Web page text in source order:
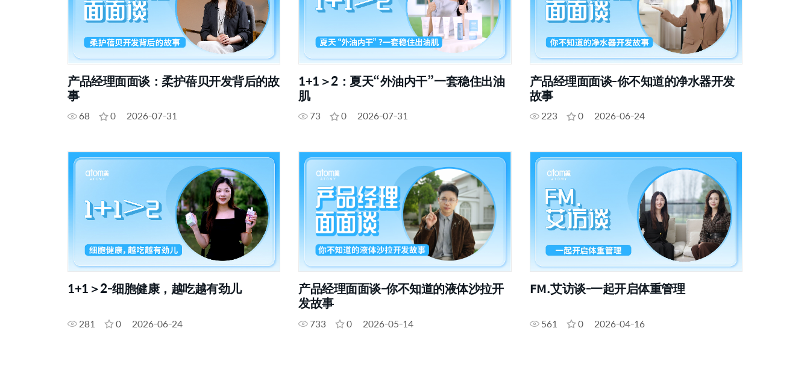
产品经理面面谈：柔护蓓贝开发背后的故
事
68 0 2026-07-31
1+1＞2：夏天“外油内干”一套稳住出油
肌
73 0 2026-07-31
产品经理面面谈-你不知道的净水器开发
故事
223 0 2026-06-24
1+1＞2-细胞健康，越吃越有劲儿
281 0 2026-06-24
产品经理面面谈-你不知道的液体沙拉开
发故事
733 0 2026-05-14
FM.艾访谈-一起开启体重管理
561 0 2026-04-16